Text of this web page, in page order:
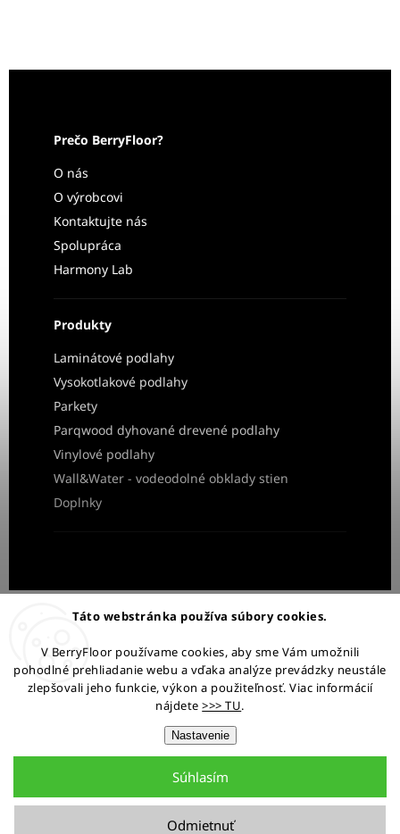
Táto webstránka používa súbory cookies.
V BerryFloor používame cookies, aby sme Vám umožnili
pohodlné prehliadanie webu a vďaka analýze prevádzky neustále
zlepšovali jeho funkcie, výkon a použiteľnosť. Viac informácií
nájdete>>> TU.
Nastavenie
Odmietnuť
Súhlasím
Prečo BerryFloor?
O nás
O výrobcovi
Kontaktujte nás
Spolupráca
Harmony Lab
Produkty
Laminátové podlahy
Vysokotlakové podlahy
Parkety
Parqwood dyhované drevené podlahy
Vinylové podlahy
Wall&Water - vodeodolné obklady stien
Doplnky
Obchodné podmienkyOchrana osobných údajov
Ostaňme v kontakte:
Upraviť nastavenie cookies